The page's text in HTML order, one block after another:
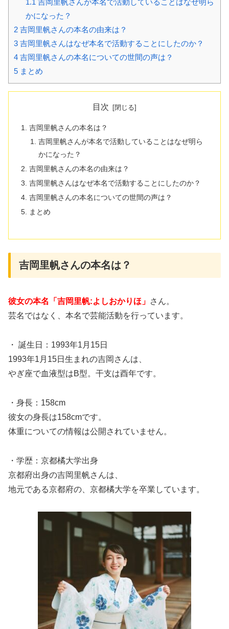
1.1 吉岡里帆さんが本名で活動していることはなぜ明ら
かになった？
2 吉岡里帆さんの本名の由来は？
3 吉岡里帆さんはなぜ本名で活動することにしたのか？
4 吉岡里帆さんの本名についての世間の声は？
5 まとめ
目次
吉岡里帆さんの本名は？
吉岡里帆さんが本名で活動していることはなぜ明ら
かになった？
吉岡里帆さんの本名の由来は？
吉岡里帆さんはなぜ本名で活動することにしたのか？
吉岡里帆さんの本名についての世間の声は？
まとめ
吉岡里帆さんの本名は？
彼女の本名「吉岡里帆:よしおかりほ 」 さん。
芸名ではなく、本名で芸能活動を行っています。
・ 誕生日：1993年1月15日
1993年1月15日生まれの吉岡さんは、
やぎ座で血液型はB型。干支は酉年です。
・身長：158cm
彼女の身長は158cmです。
体重についての情報は公開されていません。
・学歴：京都橘大学出身
京都府出身の吉岡里帆さんは、
地元である京都府の、京都橘大学を卒業しています。